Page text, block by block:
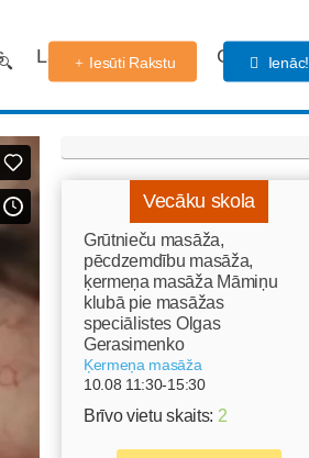
Labdarības fonds Gaidības
Iesūti Rakstu Ienāc!
Vecāku skola
Grūtnieču masāža,
pēcdzemdību masāža,
ķermeņa masāža Māmiņu
klubā pie masāžas
speciālistes Olgas
Gerasimenko
Ķermeņa masāža
10.08 11:30-15:30
Brīvo vietu skaits: 2